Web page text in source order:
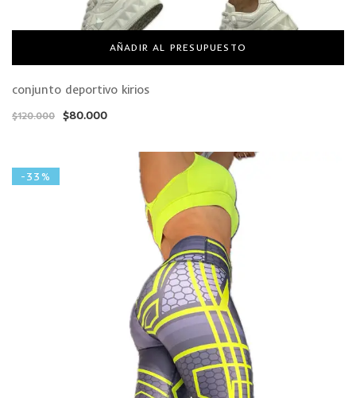
AÑADIR AL PRESUPUESTO
conjunto deportivo kirios
$120.000 $80.000
-33%